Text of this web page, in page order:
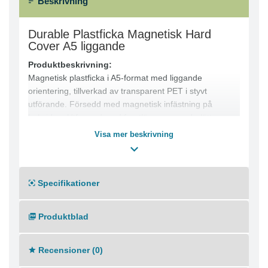
Durable Plastficka Magnetisk Hard
Cover A5 liggande
Produktbeskrivning:
Magnetisk plastficka i A5-format med liggande
orientering, tillverkad av transparent PET i styvt
utförande. Försedd med magnetisk infästning på
snabb utbyte av dokument.
● Transparent hard cover i PET
● Frontläpp för snabb dokumenthantering
● Format: A5
● Orientering: Liggande
● Innerdimensioner: 210 x 148 mm (B x H)
Visa mer beskrivning
Specifikationer
Produktblad
Recensioner (0)